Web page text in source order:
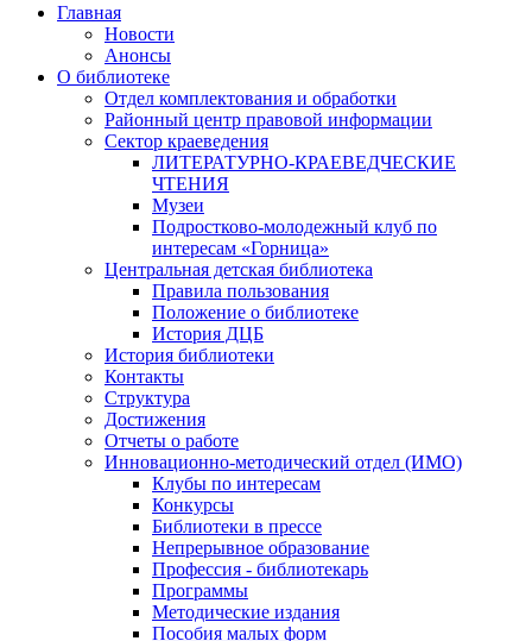
Главная
Новости
Анонсы
О библиотеке
Отдел комплектования и обработки
Районный центр правовой информации
Сектор краеведения
ЛИТЕРАТУРНО-КРАЕВЕДЧЕСКИЕ
ЧТЕНИЯ
Музеи
Подростково-молодежный клуб по
интересам «Горница»
Центральная детская библиотека
Правила пользования
Положение о библиотеке
История ДЦБ
История библиотеки
Контакты
Структура
Достижения
Отчеты о работе
Инновационно-методический отдел (ИМО)
Клубы по интересам
Конкурсы
Библиотеки в прессе
Непрерывное образование
Профессия - библиотекарь
Программы
Методические издания
Пособия малых форм